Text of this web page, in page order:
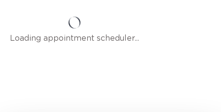
Loading appointment scheduler...